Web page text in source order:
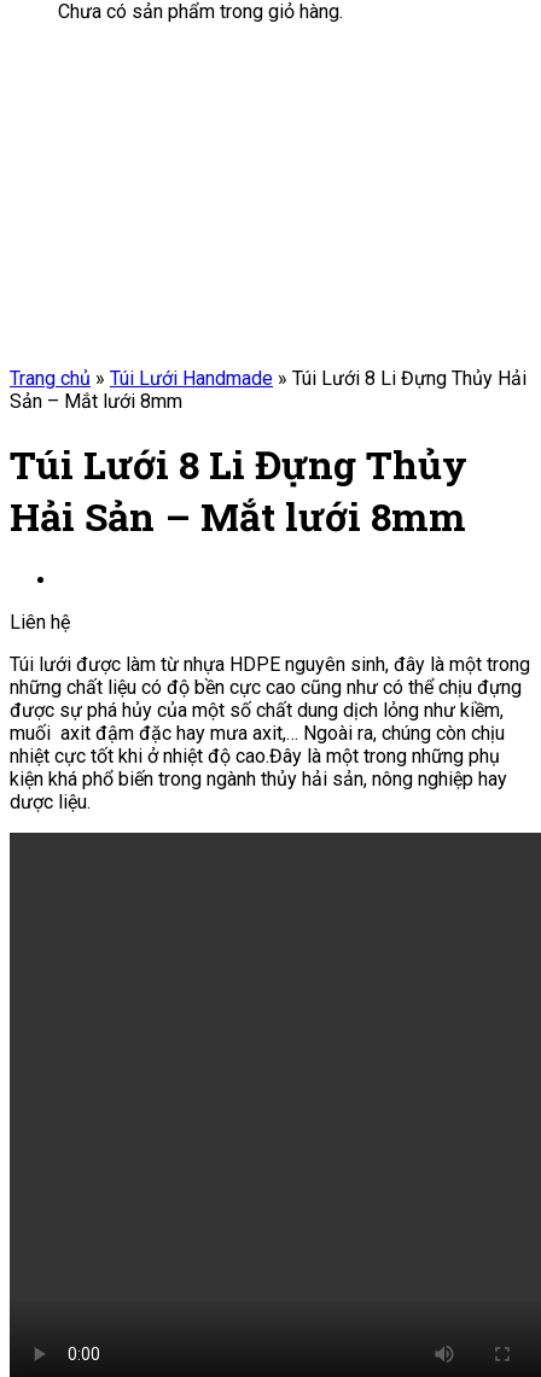
Chưa có sản phẩm trong giỏ hàng.
Trang chủ » Túi Lưới Handmade » Túi Lưới 8 Li Đựng Thủy Hải
Sản – Mắt lưới 8mm
Túi Lưới 8 Li Đựng Thủy
Hải Sản – Mắt lưới 8mm
Liên hệ
Túi lưới được làm từ nhựa HDPE nguyên sinh, đây là một trong
những chất liệu có độ bền cực cao cũng như có thể chịu đựng
được sự phá hủy của một số chất dung dịch lỏng như kiềm,
muối axit đậm đặc hay mưa axit,… Ngoài ra, chúng còn chịu
nhiệt cực tốt khi ở nhiệt độ cao.Đây là một trong những phụ
kiện khá phổ biến trong ngành thủy hải sản, nông nghiệp hay
dược liệu.